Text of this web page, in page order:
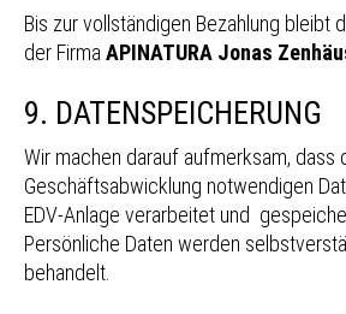
Bis zur vollständigen Bezahlung bleibt
der Firma APINATURA Jonas
9. DATENSPEICHERUNG
Wir machen darauf aufmerksam, dass
Geschäftsabwicklung notwendigen
EDV-Anlage verarbeitet und
Persönliche Daten werden
behandelt.